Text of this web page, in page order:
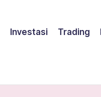
Investasi Trading